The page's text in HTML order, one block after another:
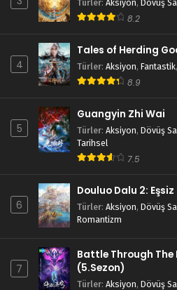
Türler: Aksiyon, Dövüş
8.2
4
Tales of Herding
Türler: Aksiyon, Fantastik,
8.9
5
Guangyin Zhi Wai
Türler: Aksiyon, Dövüş
Tarihsel
7.5
6
Douluo Dalu 2:
Türler: Aksiyon, Dövüş
Romantizm
7
Battle Through The
(5.Sezon)
Türler: Aksiyon, Dövüş